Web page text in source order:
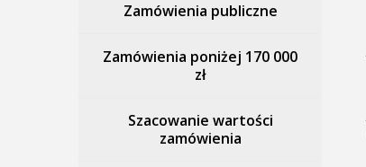
Zamówienia publiczne
Zamówienia poniżej 170 000
zł
Szacowanie wartości
zamówienia